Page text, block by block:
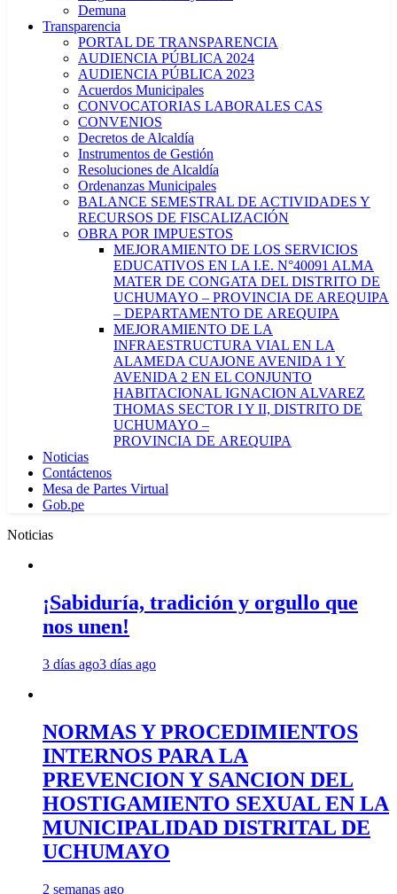
Demuna
Transparencia
PORTAL DE TRANSPARENCIA
AUDIENCIA PÚBLICA 2024
AUDIENCIA PÚBLICA 2023
Acuerdos Municipales
CONVOCATORIAS LABORALES CAS
CONVENIOS
Decretos de Alcaldía
Instrumentos de Gestión
Resoluciones de Alcaldía
Ordenanzas Municipales
BALANCE SEMESTRAL DE ACTIVIDADES Y
RECURSOS DE FISCALIZACIÓN
OBRA POR IMPUESTOS
MEJORAMIENTO DE LOS SERVICIOS
EDUCATIVOS EN LA I.E. N°40091 ALMA
MATER DE CONGATA DEL DISTRITO DE
UCHUMAYO – PROVINCIA DE AREQUIPA
– DEPARTAMENTO DE AREQUIPA
MEJORAMIENTO DE LA
INFRAESTRUCTURA VIAL EN LA
ALAMEDA CUAJONE AVENIDA 1 Y
AVENIDA 2 EN EL CONJUNTO
HABITACIONAL IGNACION ALVAREZ
THOMAS SECTOR I Y II, DISTRITO DE
UCHUMAYO –
PROVINCIA DE AREQUIPA
Noticias
Contáctenos
Mesa de Partes Virtual
Gob.pe
Noticias
¡Sabiduría, tradición y orgullo que
nos unen!
3 días ago3 días ago
NORMAS Y PROCEDIMIENTOS
INTERNOS PARA LA
PREVENCION Y SANCION DEL
HOSTIGAMIENTO SEXUAL EN LA
MUNICIPALIDAD DISTRITAL DE
UCHUMAYO
2 semanas ago